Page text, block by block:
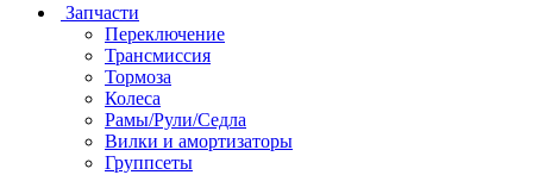
Запчасти
Переключение
Трансмиссия
Тормоза
Колеса
Рамы/Рули/Седла
Вилки и амортизаторы
Группсеты